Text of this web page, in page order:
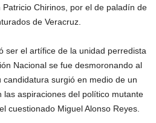
Chirinos, por el de paladín de
de Veracruz.
ser el artífice de la unidad perredista
Nacional se fue desmoronando al
candidatura surgió en medio de un
aspiraciones del político mutante
cuestionado Miguel Alonso Reyes.